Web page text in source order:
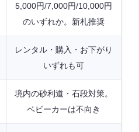
5,000円/7,000円/10,000円
のいずれか。新札推奨
レンタル・購入・お下がり
いずれも可
境内の砂利道・石段対策。
ベビーカーは不向き